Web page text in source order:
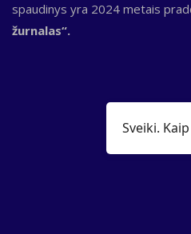
spaudinys yra 2024 metais
žurnalas“.
Sveiki.